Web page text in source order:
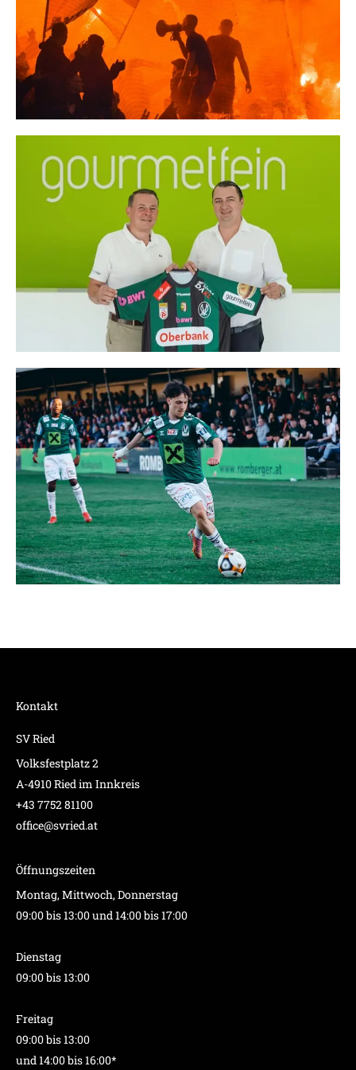
Kontakt
SV Ried
Volksfestplatz 2
A-4910 Ried im Innkreis
+43 7752 81100
office@svried.at
Öffnungszeiten
Montag, Mittwoch, Donnerstag
09:00 bis 13:00 und 14:00 bis 17:00
Dienstag
09:00 bis 13:00
Freitag
09:00 bis 13:00
und 14:00 bis 16:00*